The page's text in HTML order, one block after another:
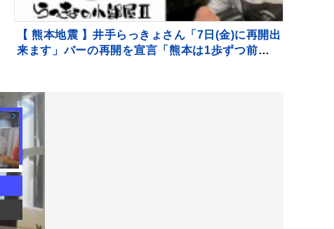
【 熊本地震 】井手らっきょさん「7日(金)に再開出
来ます」バーの再開を宣言「熊本は1歩ずつ前へ進